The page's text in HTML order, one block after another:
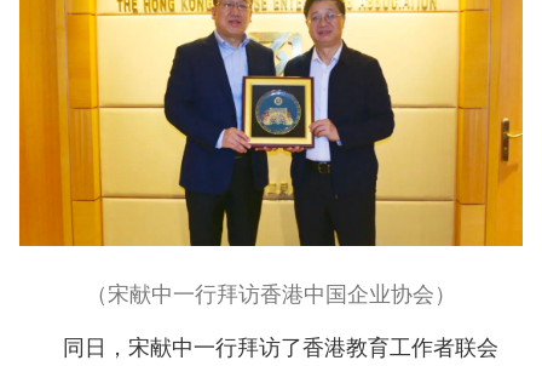
（宋献中一行拜访香港中国企业协会）
同日，宋献中一行拜访了香港教育工作者联会